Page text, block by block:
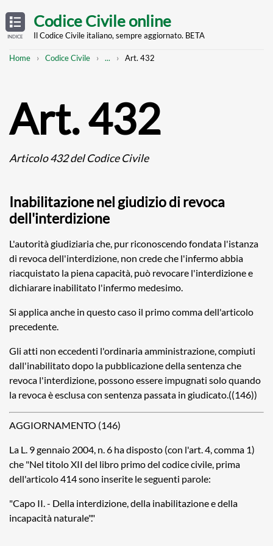
TABLE
OF
CONTENTS
INDICE
main
Codice Civile online
Il Codice Civile italiano, sempre aggiornato. BETA
Breadcrumb
Home Codice Civile
Mostra
... Art. 432
Art. 432
Articolo 432 del Codice Civile
Inabilitazione nel giudizio di revoca
dell'interdizione
L'autorità giudiziaria che, pur riconoscendo fondata l'istanza
di revoca dell'interdizione, non crede che l'infermo abbia
riacquistato la piena capacità, può revocare l'interdizione e
dichiarare inabilitato l'infermo medesimo.
Si applica anche in questo caso il primo comma dell'articolo
precedente.
Gli atti non eccedenti l'ordinaria amministrazione, compiuti
dall'inabilitato dopo la pubblicazione della sentenza che
revoca l'interdizione, possono essere impugnati solo quando
la revoca è esclusa con sentenza passata in giudicato.((146))
AGGIORNAMENTO (146)
La L. 9 gennaio 2004, n. 6 ha disposto (con l'art. 4, comma 1)
che "Nel titolo XII del libro primo del codice civile, prima
dell'articolo 414 sono inserite le seguenti parole:
"Capo II. - Della interdizione, della inabilitazione e della
incapacità naturale"."